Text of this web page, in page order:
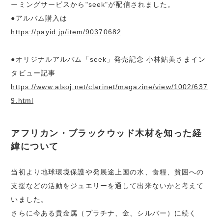
ーミングサービスから"seek"が配信されました。
●アルバム購入は
https://payid.jp/item/90370682
●オリジナルアルバム「seek」発売記念 小林鮎美さまイン
タビュー記事
https://www.alsoj.net/clarinet/magazine/view/1002/637
9.html
アフリカン・ブラックウッド木材を知った経
緯について
当初より地球環境保護や発展途上国の水、食糧、貧困への
支援などの活動をジュエリーを通して出来ないかと考えて
いました。
さらに今ある貴金属（プラチナ、金、シルバー）に続く